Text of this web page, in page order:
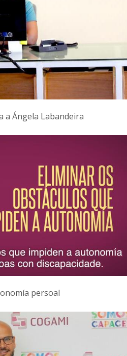
a Ángela Labandeira
persoal